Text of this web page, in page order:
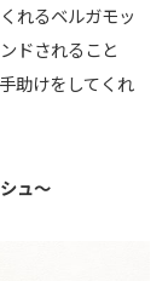
れるベルガモッ
ドされること
助けをしてくれ
ュ〜